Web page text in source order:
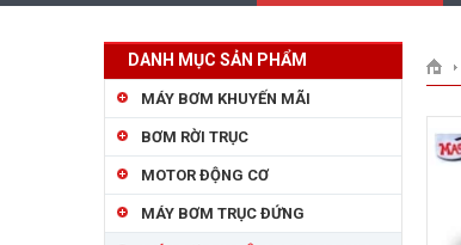
DANH MỤC SẢN PHẨM
MÁY BƠM KHUYẾN MÃI
BƠM RỜI TRỤC
MOTOR ĐỘNG CƠ
MÁY BƠM TRỤC ĐỨNG